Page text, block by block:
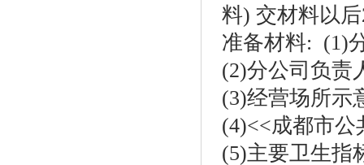
料) 交材料以
准备材料: (1)
(2)分公司负责
(3)经营场所
(4)<<成都市
(5)主要卫生指